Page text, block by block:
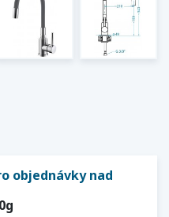
objednávky nad